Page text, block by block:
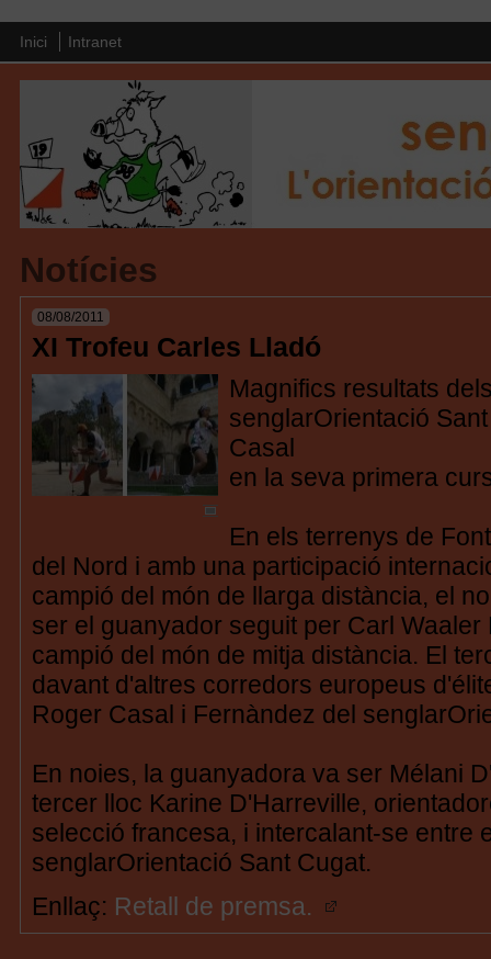
Inici Intranet
Notícies
08/08/2011
XI Trofeu Carles Lladó
Magnifics resultats
senglarOrientació
Casal
en la seva primera
En els terrenys de
del Nord i amb una participació
campió del món de llarga distància, el
ser el guanyador seguit per Carl
campió del món de mitja distància. El
davant d'altres corredors europeus
Roger Casal i Fernàndez del
En noies, la guanyadora va ser Mélani
tercer lloc Karine D'Harreville,
selecció francesa, i intercalant-se entre
senglarOrientació Sant Cugat.
Enllaç: Retall de premsa.